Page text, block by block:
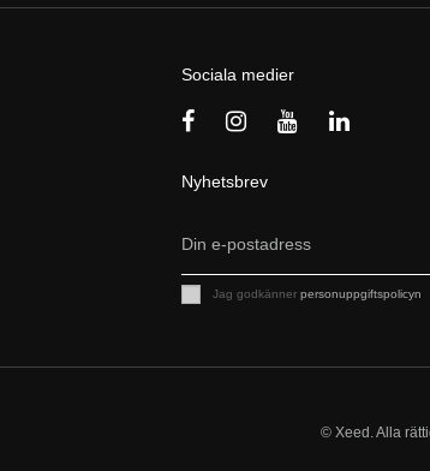
Sociala medier
Nyhetsbrev
Jag godkännerpersonuppgiftspolicyn
© Xeed. Alla